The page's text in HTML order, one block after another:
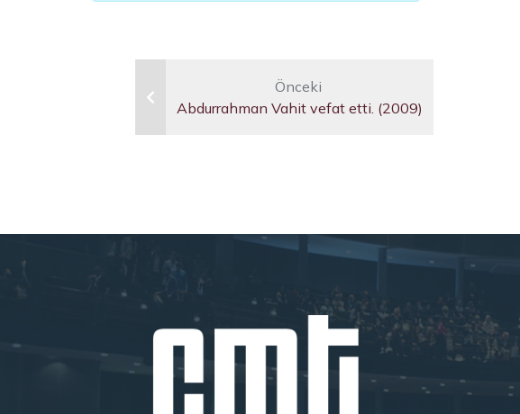
Önceki
Abdurrahman Vahit vefat etti. (2009)